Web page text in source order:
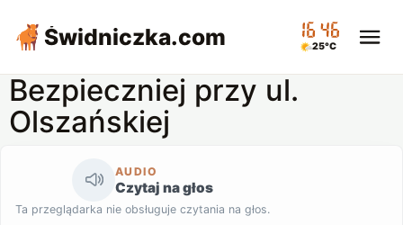
Świdniczka.com 16:46
25°C
Bezpieczniej przy ul.
Olszańskiej
AUDIO
Czytaj na głos
Ta przeglądarka nie obsługuje czytania na głos.